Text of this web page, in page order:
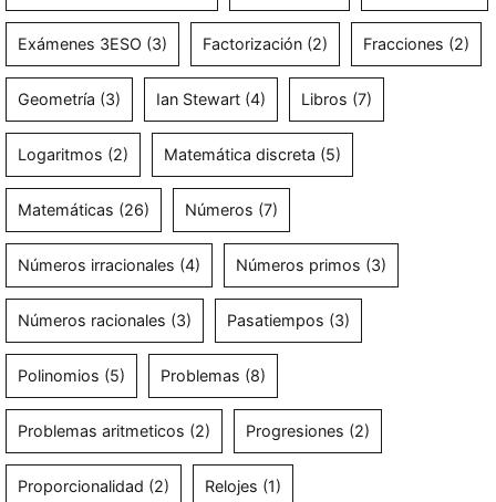
Exámenes 3ESO (3) Factorización (2) Fracciones (2)
Geometría (3) Ian Stewart (4) Libros (7)
Logaritmos (2) Matemática discreta (5)
Matemáticas (26) Números (7)
Números irracionales (4) Números primos (3)
Números racionales (3) Pasatiempos (3)
Polinomios (5) Problemas (8)
Problemas aritmeticos (2) Progresiones (2)
Proporcionalidad (2) Relojes (1)